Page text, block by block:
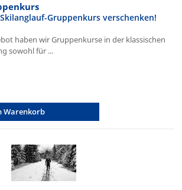
Gruppenkurs verschenken!
haben wir Gruppenkurse in der klassischen
sowohl für ...
Warenkorb